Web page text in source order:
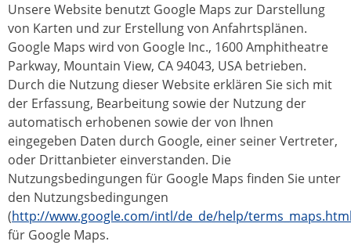
Unsere Website benutzt Google Maps zur Darstellung
von Karten und zur Erstellung von Anfahrtsplänen.
Google Maps wird von Google Inc., 1600 Amphitheatre
Parkway, Mountain View, CA 94043, USA betrieben.
Durch die Nutzung dieser Website erklären Sie sich mit
der Erfassung, Bearbeitung sowie der Nutzung der
automatisch erhobenen sowie der von Ihnen
eingegeben Daten durch Google, einer seiner Vertreter,
oder Drittanbieter einverstanden. Die
Nutzungsbedingungen für Google Maps finden Sie unter
den Nutzungsbedingungen
(http://www.google.com/intl/de_de/help/
für Google Maps.